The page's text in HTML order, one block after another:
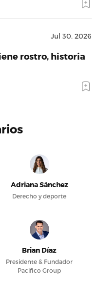
Jul 30, 2026
rostro, historia
Adriana Sánchez
Derecho y deporte
Brian Díaz
Presidente & Fundador
Pacifico Group